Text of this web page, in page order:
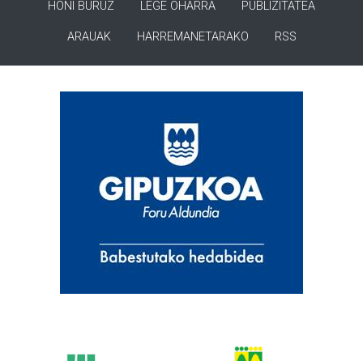
HONI BURUZ LEGE OHARRA PUBLIZITATEA
ARAUAK HARREMANETARAKO RSS